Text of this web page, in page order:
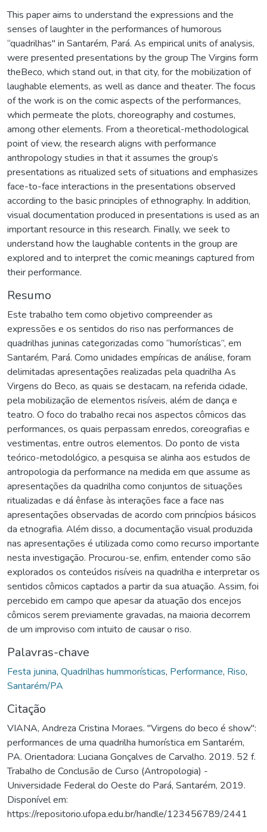
This paper aims to understand the expressions and the
senses of laughter in the performances of humorous
“quadrilhas" in Santarém, Pará. As empirical units of analysis,
were presented presentations by the group The Virgins form
theBeco, which stand out, in that city, for the mobilization of
laughable elements, as well as dance and theater. The focus
of the work is on the comic aspects of the performances,
which permeate the plots, choreography and costumes,
among other elements. From a theoretical-methodological
point of view, the research aligns with performance
anthropology studies in that it assumes the group’s
presentations as ritualized sets of situations and emphasizes
face-to-face interactions in the presentations observed
according to the basic principles of ethnography. In addition,
visual documentation produced in presentations is used as an
important resource in this research. Finally, we seek to
understand how the laughable contents in the group are
explored and to interpret the comic meanings captured from
their performance.
Resumo
Este trabalho tem como objetivo compreender as
expressões e os sentidos do riso nas performances de
quadrilhas juninas categorizadas como “humorísticas”, em
Santarém, Pará. Como unidades empíricas de análise, foram
delimitadas apresentações realizadas pela quadrilha As
Virgens do Beco, as quais se destacam, na referida cidade,
pela mobilização de elementos risíveis, além de dança e
teatro. O foco do trabalho recai nos aspectos cômicos das
performances, os quais perpassam enredos, coreografias e
vestimentas, entre outros elementos. Do ponto de vista
teórico-metodológico, a pesquisa se alinha aos estudos de
antropologia da performance na medida em que assume as
apresentações da quadrilha como conjuntos de situações
ritualizadas e dá ênfase às interações face a face nas
apresentações observadas de acordo com princípios básicos
da etnografia. Além disso, a documentação visual produzida
nas apresentações é utilizada como como recurso importante
nesta investigação. Procurou-se, enfim, entender como são
explorados os conteúdos risíveis na quadrilha e interpretar os
sentidos cômicos captados a partir da sua atuação. Assim, foi
percebido em campo que apesar da atuação dos encejos
cômicos serem previamente gravadas, na maioria decorrem
de um improviso com intuito de causar o riso.
Palavras-chave
Festa junina, Quadrilhas hummorísticas, Performance, Riso,
Santarém/PA
Citação
VIANA, Andreza Cristina Moraes. "Virgens do beco é show":
performances de uma quadrilha humorística em Santarém,
PA. Orientadora: Luciana Gonçalves de Carvalho. 2019. 52 f.
Trabalho de Conclusão de Curso (Antropologia) -
Universidade Federal do Oeste do Pará, Santarém, 2019.
Disponível em:
https://repositorio.ufopa.edu.br/handle/123456789/2441